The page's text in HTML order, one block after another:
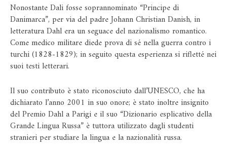
Nonostante Dali fosse soprannominato “Principe di
Danimarca”, per via del padre Johann Christian Danish, in
letteratura Dahl era un seguace del nazionalismo romantico.
Come medico militare diede prova di sé nella guerra contro i
turchi (1828-1829); in seguito questa esperienza si rifletté nei
suoi testi letterari.
Il suo contributo è stato riconosciuto dall’UNESCO, che ha
dichiarato l’anno 2001 in suo onore; è stato inoltre insignito
del Premio Dahl a Parigi e il suo “Dizionario esplicativo della
Grande Lingua Russa” è tuttora utilizzato dagli studenti
stranieri per studiare la lingua e la nazionalità russa.